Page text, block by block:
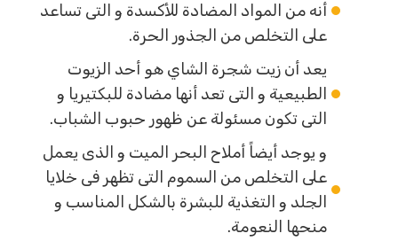
أنه من المواد المضادة للأكسدة و التى تساعد
على التخلص من الجذور الحرة.
يعد أن زيت شجرة الشاي هو أحد الزيوت
الطبيعية و التى تعد أنها مضادة للبكتيريا و
التى تكون مسئولة عن ظهور حبوب الشباب.
و يوجد أيضاً أملاح البحر الميت و الذى يعمل
على التخلص من السموم التى تظهر فى خلايا
الجلد و التغذية للبشرة بالشكل المناسب و
منحها النعومة.